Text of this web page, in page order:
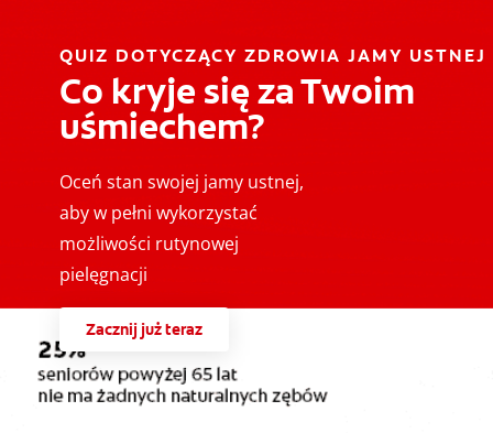
QUIZ DOTYCZĄCY ZDROWIA JAMY USTNEJ
Co kryje się za Twoim
uśmiechem?
Oceń stan swojej jamy ustnej,
aby w pełni wykorzystać
możliwości rutynowej
pielęgnacji
Zacznij już teraz